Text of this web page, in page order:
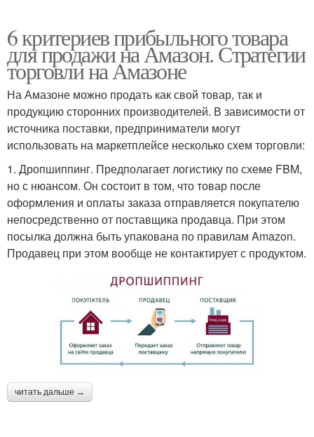
6 критериев прибыльного товара
для продажи на Амазон. Стратегии
торговли на Амазоне
На Амазоне можно продать как свой товар, так и
продукцию сторонних производителей. В зависимости от
источника поставки, предприниматели могут
использовать на маркетплейсе несколько схем торговли:
1. Дропшиппинг. Предполагает логистику по схеме FBM,
но с нюансом. Он состоит в том, что товар после
оформления и оплаты заказа отправляется покупателю
непосредственно от поставщика продавца. При этом
посылка должна быть упакована по правилам Amazon.
Продавец при этом вообще не контактирует с продуктом.
читать дальше →